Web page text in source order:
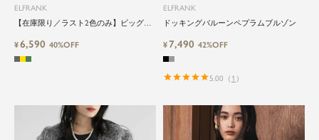
ELFRANK
【在庫限り／ラスト2色のみ】ビッグフ
¥6,590 40%OFF
ELFRANK
ドッキングバルーンペプラムブルゾン
¥7,490 42%OFF
5.00 （ 1 ）